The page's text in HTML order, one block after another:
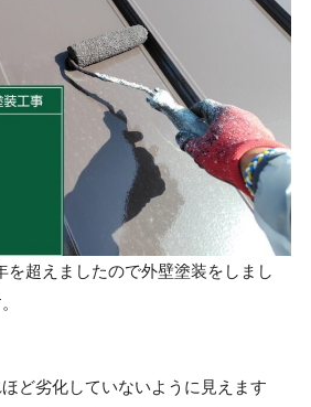
を超えましたので外壁塗装をしまし
ど劣化していないように見えます